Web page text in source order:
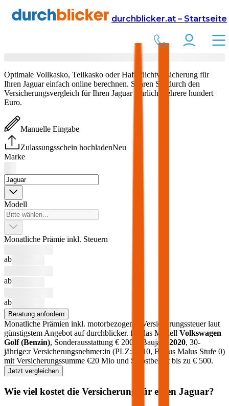
durchblicker.at – Startseite
Versicherung Autoversicherung
Versicherung vergleichen & abschließen
Optimale Vollkasko, Teilkasko oder Haftpflichtversicherung für
Ihren Jaguareinfach online berechnen. Sparen Sie durch den
Versicherungsvergleich für Ihren Jaguarjährlich mehrere hundert
Euro.
Manuelle Eingabe
Zulassungsschein hochladenNeu
Marke
Modell
Monatliche Prämie inkl. Steuern
ab
ab
ab
Beratung anfordern
Monatliche Prämien inkl. motorbezogener Versicherungssteuer laut
günstigstem Angebot auf durchblicker. für das Modell Volkswagen
Golf(Benzin), Sonderausstattung € 2000 , Baujahr 2020, 30-
jährige:r Versicherungsnehmer:in (PLZ:
1010, Bonus Malus Stufe 0)
mit Versicherungssumme €20 Mio und Selbstbehalt bis zu € 500.
Jetzt vergleichen
Wie viel kostet die Versicherung für einen Jaguar?